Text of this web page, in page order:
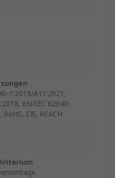
1:2019/A11:2021,
EN/IEC 62040-
CB, REACH